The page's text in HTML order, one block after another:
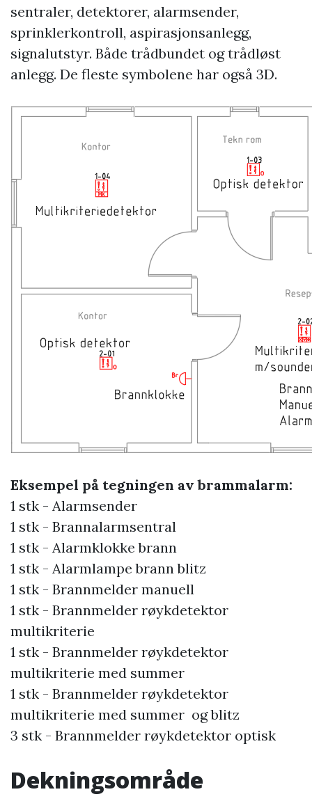
sentraler, detektorer, alarmsender,
sprinklerkontroll, aspirasjonsanlegg,
signalutstyr. Både trådbundet og trådløst
anlegg. De fleste symbolene har også 3D.
Eksempel på tegningen av brammalarm:
1 stk - Alarmsender
1 stk - Brannalarmsentral
1 stk - Alarmklokke brann
1 stk - Alarmlampe brann blitz
1 stk - Brannmelder manuell
1 stk - Brannmelder røykdetektor
multikriterie
1 stk - Brannmelder røykdetektor
multikriterie med summer
1 stk - Brannmelder røykdetektor
multikriterie med summer og blitz
3 stk - Brannmelder røykdetektor optisk
Dekningsområde